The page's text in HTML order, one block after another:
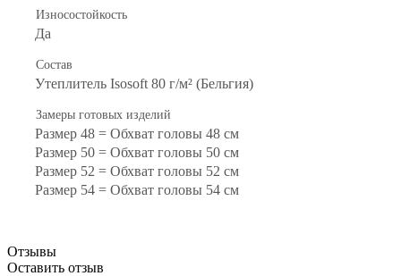
Износостойкость
Да
Состав
Утеплитель Isosoft 80 г/м² (Бельгия)
Замеры готовых изделий
Размер 48 = Обхват головы 48 см
Размер 50 = Обхват головы 50 см
Размер 52 = Обхват головы 52 см
Размер 54 = Обхват головы 54 см
Отзывы
Оставить отзыв